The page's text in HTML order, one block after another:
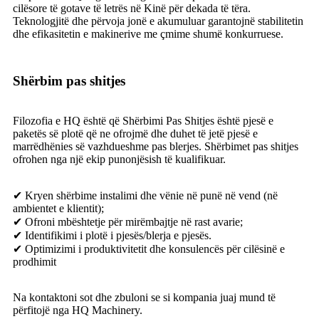
cilësore të gotave të letrës në Kinë për dekada të tëra.
Teknologjitë dhe përvoja jonë e akumuluar garantojnë stabilitetin
dhe efikasitetin e makinerive me çmime shumë konkurruese.
Shërbim pas shitjes
Filozofia e HQ është që Shërbimi Pas Shitjes është pjesë e
paketës së plotë që ne ofrojmë dhe duhet të jetë pjesë e
marrëdhënies së vazhdueshme pas blerjes. Shërbimet pas shitjes
ofrohen nga një ekip punonjësish të kualifikuar.
✔ Kryen shërbime instalimi dhe vënie në punë në vend (në
ambientet e klientit);
✔ Ofroni mbështetje për mirëmbajtje në rast avarie;
✔ Identifikimi i plotë i pjesës/blerja e pjesës.
✔ Optimizimi i produktivitetit dhe konsulencës për cilësinë e
prodhimit
Na kontaktoni sot dhe zbuloni se si kompania juaj mund të
përfitojë nga HQ Machinery.